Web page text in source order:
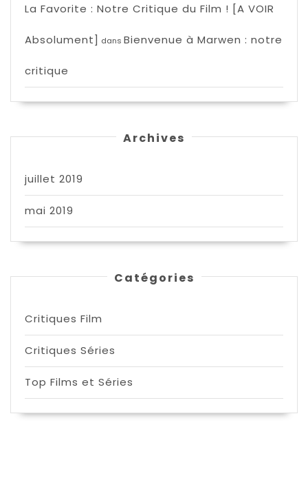
La Favorite : Notre Critique du Film ! [A VOIR
Absolument] dans Bienvenue à Marwen : notre
critique
Archives
juillet 2019
mai 2019
Catégories
Critiques Film
Critiques Séries
Top Films et Séries